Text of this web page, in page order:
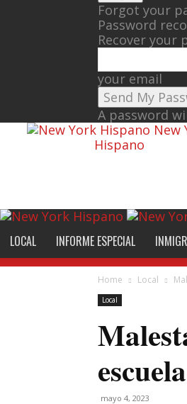
Forgot your
Password
Recover your
your email
A password
New
Hispano
LOCAL INFORME ESPECIAL
Home Local
Local
mayo 4, 2023